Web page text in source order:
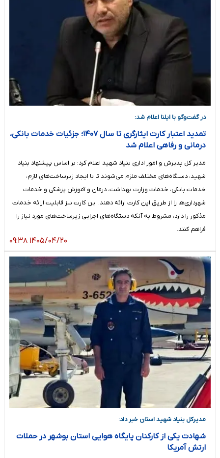
در گفت‌وگو با ایلنا اعلام شد:
تمدید اعتبار کارت ایثارگری تا سال ۱۴۰۷؛ جزئیات خدمات بانکی،
درمانی و رفاهی اعلام شد
مدیر کل پذیرش و امور اداری بنیاد شهید اعلام کرد: بر اساس پیشنهاد بنیاد
شهید، دستگاه‌های مختلف ملزم می‌شوند تا با ایجاد زیرساخت‌های لازم،
خدمات بانکی، خدمات وزارت بهداشت، درمان و آموزش پزشکی و خدمات
شهرداری‌ها را از طریق این کارت ارائه دهند. این کارت نیز قابلیت ارائه خدمات
مذکور را دارد، مشروط به آنکه دستگاه‌های اجرایی زیرساخت‌های مورد نیاز را
فراهم کنند.
۱۴۰۵/۰۴/۲۰ ۰۹:۳۸
مدیرکل بنیاد شهید استان خبر داد:
شهادت یکی از کارکنان پایگاه هوایی استان بوشهر در حملات
ارتش آمریکا